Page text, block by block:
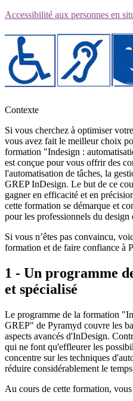
Accessibilité aux personnes en
Contexte
Si vous cherchez à optimiser
vous avez fait le meilleur choix
formation "Indesign :
est conçue pour vous offrir des
l'automatisation de tâches, la
GREP InDesign. Le but de ce
gagner en efficacité et en
cette formation se démarque et
pour les professionnels du design
Si vous n’êtes pas convaincu,
formation et de faire confiance à
1 - Un programme
et spécialisé
Le programme de la formation
GREP" de Pyramyd couvre les
aspects avancés d'InDesign.
qui ne font qu'effleurer les
concentre sur les techniques
réduire considérablement le
Au cours de cette formation,